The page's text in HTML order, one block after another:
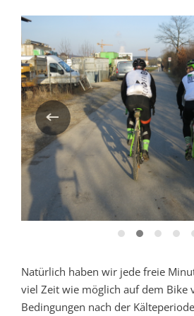
Natürlich haben wir jede freie
viel Zeit wie möglich auf dem Bike
Bedingungen nach der